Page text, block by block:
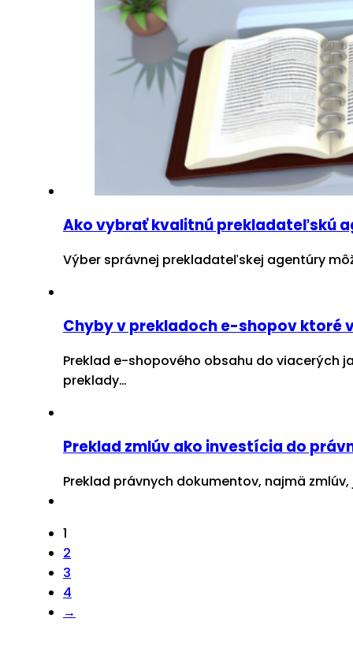
Ako vybrať kvalitnú prekladateľskú
Výber správnej prekladateľskej agentúry
Chyby v prekladoch e-shopov ktoré
Preklad e-shopového obsahu do viacerých
preklady…
Preklad zmlúv ako investícia do
Preklad právnych dokumentov, najmä
1
2
3
4
→